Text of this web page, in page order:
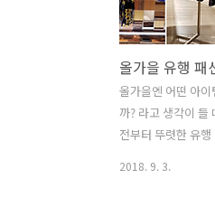
올가을엔 어떤 아
까? 라고 생각이 들
전부터 뚜렷한 유
2018. 9. 3.